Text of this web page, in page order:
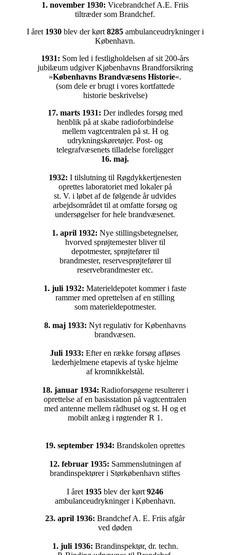
1. november 1930: Vicebrandchef A.E. Friis
tiltræder som Brandchef.
I året 1930blev der kørt 8285ambulanceudrykninger i
København.
1931: Som led i festligholdelsen af sit 200-års
jubilæum udgiver Kjøbenhavns Brandforsikring
»Københavns Brandvæsens Historie«.
(som dele er brugt i vores kortfattede
historie beskrivelse)
17. marts 1931: Der indledes forsøg med
henblik på at skabe radioforbindelse
mellem vagtcentralen på st. H og
udrykningskøretøjer. Post- og
telegrafvæsenets tilladelse foreligger
16. maj.
1932: I tilslutning til Røgdykkertjenesten
oprettes laboratoriet med lokaler på
st. V. i løbet af de følgende år udvides
arbejdsområdet til at omfatte forsøg og
undersøgelser for hele brandvæsenet.
1. april 1932: Nye stillingsbetegnelser,
hvorved sprøjtemester bliver til
depotmester, sprøjtefører til
brandmester, reservesprøjtefører til
reservebrandmester etc.
1. juli 1932: Materieldepotet kommer i faste
rammer med oprettelsen af en stilling
som materieldepotmester.
8. maj 1933: Nyt regulativ for Københavns
brandvæsen.
Juli 1933: Efter en række forsøg afløses
læderhjelmene etapevis af tyske hjelme
af kromnikkelstål.
18. januar 1934: Radioforsøgene resulterer i
oprettelse af en basisstation på vagtcentralen
med antenne mellem rådhuset og st. H og et
mobilt anlæg i røgtender R 1.
19. september 1934: Brandskolen oprettes
12. februar 1935: Sammenslutningen af
brandinspektører i Størkøbenhavn stiftes
I året 1935 blev der kørt 9246
ambulanceudrykninger i København.
23. april 1936: Brandchef A. E. Friis afgår
ved døden
1. juli 1936: Brandinspektør, dr. techn.